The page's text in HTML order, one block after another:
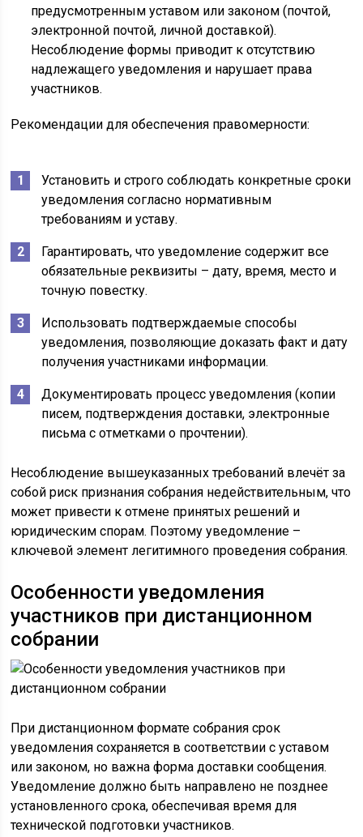
предусмотренным уставом или законом (почтой,
электронной почтой, личной доставкой).
Несоблюдение формы приводит к отсутствию
надлежащего уведомления и нарушает права
участников.
Рекомендации для обеспечения правомерности:
Установить и строго соблюдать конкретные сроки
уведомления согласно нормативным
требованиям и уставу.
Гарантировать, что уведомление содержит все
обязательные реквизиты – дату, время, место и
точную повестку.
Использовать подтверждаемые способы
уведомления, позволяющие доказать факт и дату
получения участниками информации.
Документировать процесс уведомления (копии
писем, подтверждения доставки, электронные
письма с отметками о прочтении).
Несоблюдение вышеуказанных требований влечёт за
собой риск признания собрания недействительным, что
может привести к отмене принятых решений и
юридическим спорам. Поэтому уведомление –
ключевой элемент легитимного проведения собрания.
Особенности уведомления
участников при дистанционном
собрании
При дистанционном формате собрания срок
уведомления сохраняется в соответствии с уставом
или законом, но важна форма доставки сообщения.
Уведомление должно быть направлено не позднее
установленного срока, обеспечивая время для
технической подготовки участников.